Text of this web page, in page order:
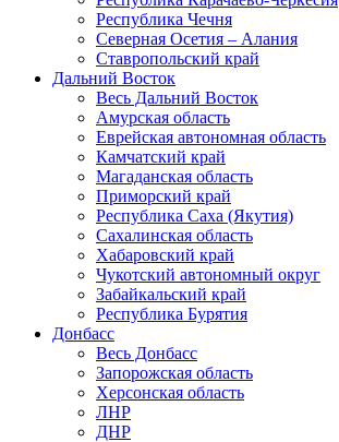
Республика Чечня
Северная Осетия – Алания
Ставропольский край
Дальний Восток
Весь Дальний Восток
Амурская область
Еврейская автономная область
Камчатский край
Магаданская область
Приморский край
Республика Саха (Якутия)
Сахалинская область
Хабаровский край
Чукотский автономный округ
Забайкальский край
Республика Бурятия
Донбасс
Весь Донбасс
Запорожская область
Херсонская область
ЛНР
ДНР